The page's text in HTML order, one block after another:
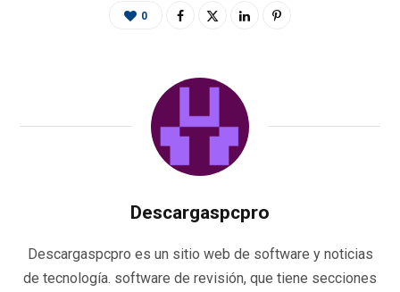
0
Descargaspcpro
Descargaspcpro es un sitio web de software y noticias
de tecnología. software de revisión, que tiene secciones